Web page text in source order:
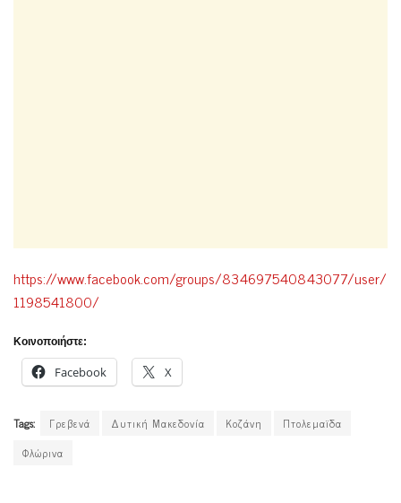
https://www.facebook.com/groups/834697540843077/user/
1198541800/
Κοινοποιήστε:
Facebook X
Tags: Γρεβενά Δυτική Μακεδονία Κοζάνη
Πτολεμαϊδα
Φλώρινα